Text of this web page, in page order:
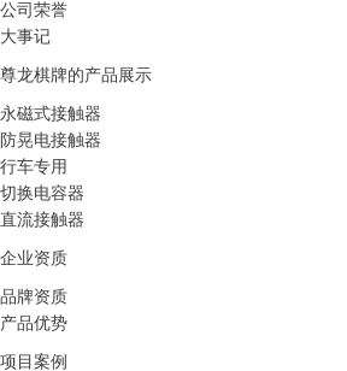
公司荣誉
大事记
尊龙棋牌的产品展示
永磁式接触器
防晃电接触器
行车专用
切换电容器
直流接触器
企业资质
品牌资质
产品优势
项目案例